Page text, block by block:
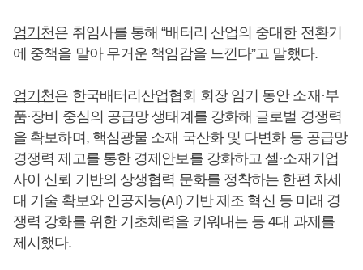
엄기천은 취임사를 통해 “배터리 산업의 중대한 전환기
에 중책을 맡아 무거운 책임감을 느낀다”고 말했다.
엄기천은 한국배터리산업협회 회장 임기 동안 소재·부
품·장비 중심의 공급망 생태계를 강화해 글로벌 경쟁력
을 확보하며, 핵심광물 소재 국산화 및 다변화 등 공급망
경쟁력 제고를 통한 경제안보를 강화하고 셀·소재기업
사이 신뢰 기반의 상생협력 문화를 정착하는 한편 차세
대 기술 확보와 인공지능(AI) 기반 제조 혁신 등 미래 경
쟁력 강화를 위한 기초체력을 키워내는 등 4대 과제를
제시했다.